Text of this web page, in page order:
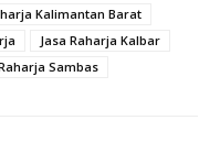
Kalimantan Barat
Jasa Raharja Kalbar
Sambas